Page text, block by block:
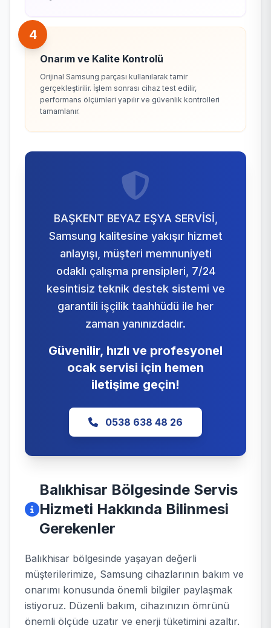
4
Onarım ve Kalite Kontrolü
Orijinal Samsung parçası kullanılarak tamir
gerçekleştirilir. İşlem sonrası cihaz test edilir,
performans ölçümleri yapılır ve güvenlik kontrolleri
tamamlanır.
BAŞKENT BEYAZ EŞYA SERVİSİ,
Samsung kalitesine yakışır hizmet
anlayışı, müşteri memnuniyeti
odaklı çalışma prensipleri, 7/24
kesintisiz teknik destek sistemi ve
garantili işçilik taahhüdü ile her
zaman yanınızdadır.
Güvenilir, hızlı ve profesyonel
ocak servisi için hemen
iletişime geçin!
0538 638 48 26
Balıkhisar Bölgesinde Servis
Hizmeti Hakkında Bilinmesi
Gerekenler
Balıkhisar bölgesinde yaşayan değerli
müşterilerimize, Samsung cihazlarının bakım ve
onarımı konusunda önemli bilgiler paylaşmak
istiyoruz. Düzenli bakım, cihazınızın ömrünü
önemli ölçüde uzatır ve enerji tüketimini azaltır.